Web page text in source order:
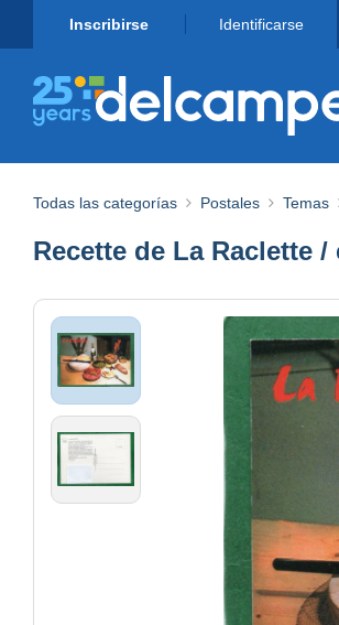
Inscribirse Identificarse
Todas las categorías Postales Temas
Recette de La Raclette /